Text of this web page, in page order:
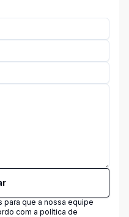
para que a nossa equipe
com a política de